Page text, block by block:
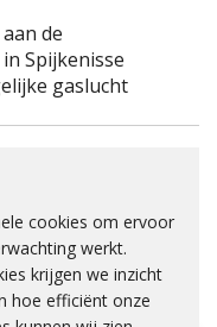
de
Spijkenisse
gaslucht
afgesloten
asfalt en ernstige
cookies om ervoor
werkt.
krijgen we inzicht
hoe efficiënt onze